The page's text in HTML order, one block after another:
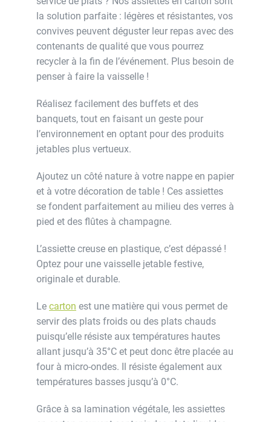
la solution parfaite : légères et résistantes, vos
convives peuvent déguster leur repas avec des
contenants de qualité que vous pourrez
recycler à la fin de l’événement. Plus besoin de
penser à faire la vaisselle !
Réalisez facilement des buffets et des
banquets, tout en faisant un geste pour
l’environnement en optant pour des produits
jetables plus vertueux.
Ajoutez un côté nature à votre nappe en papier
et à votre décoration de table ! Ces assiettes
se fondent parfaitement au milieu des verres à
pied et des flûtes à champagne.
L’assiette creuse en plastique, c’est dépassé !
Optez pour une vaisselle jetable festive,
originale et durable.
Le carton est une matière qui vous permet de
servir des plats froids ou des plats chauds
puisqu’elle résiste aux températures hautes
allant jusqu’à 35°C et peut donc être placée au
four à micro-ondes. Il résiste également aux
températures basses jusqu’à 0°C.
Grâce à sa lamination végétale, les assiettes